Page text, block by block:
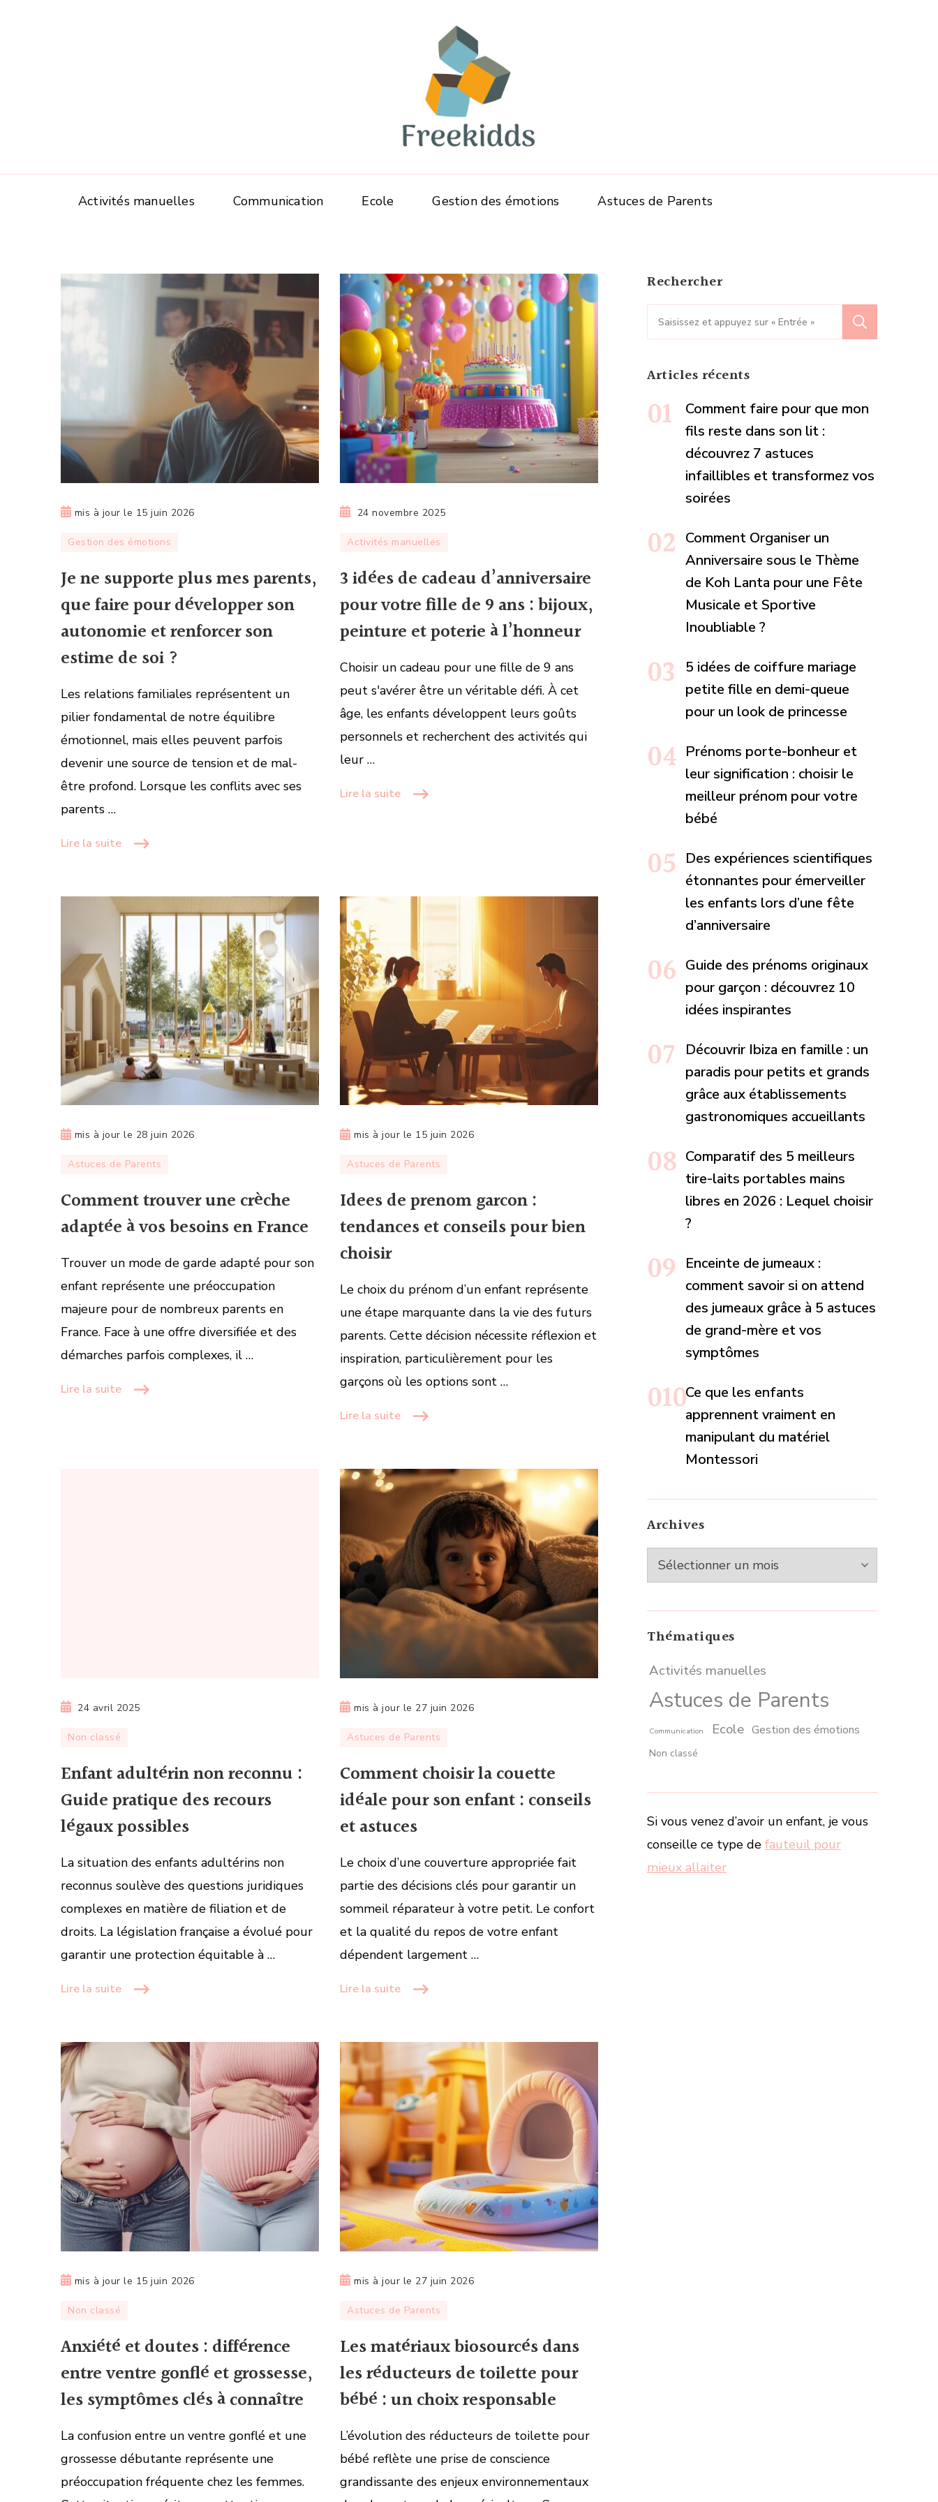
Freekidds
Activités manuelles Communication Ecole Gestion des émotions Astuces de Parents
mis à jour le 15 juin 2026
Gestion des émotions
Je ne supporte plus mes parents,
que faire pour développer son
autonomie et renforcer son
estime de soi ?
Les relations familiales représentent un
pilier fondamental de notre équilibre
émotionnel, mais elles peuvent parfois
devenir une source de tension et de mal-
être profond. Lorsque les conflits avec ses
parents …
Lire la suite
24 novembre 2025
Activités manuelles
3 idées de cadeau d’anniversaire
pour votre fille de 9 ans : bijoux,
peinture et poterie à l’honneur
Choisir un cadeau pour une fille de 9 ans
peut s'avérer être un véritable défi. À cet
âge, les enfants développent leurs goûts
personnels et recherchent des activités qui
leur …
Lire la suite
mis à jour le 28 juin 2026
Astuces de Parents
Comment trouver une crèche
adaptée à vos besoins en France
Trouver un mode de garde adapté pour son
enfant représente une préoccupation
majeure pour de nombreux parents en
France. Face à une offre diversifiée et des
démarches parfois complexes, il …
Lire la suite
mis à jour le 15 juin 2026
Astuces de Parents
Idees de prenom garcon :
tendances et conseils pour bien
choisir
Le choix du prénom d’un enfant représente
une étape marquante dans la vie des futurs
parents. Cette décision nécessite réflexion et
inspiration, particulièrement pour les
garçons où les options sont …
Lire la suite
24 avril 2025
Non classé
Enfant adultérin non reconnu :
Guide pratique des recours
légaux possibles
La situation des enfants adultérins non
reconnus soulève des questions juridiques
complexes en matière de filiation et de
droits. La législation française a évolué pour
garantir une protection équitable à …
Lire la suite
mis à jour le 27 juin 2026
Astuces de Parents
Comment choisir la couette
idéale pour son enfant : conseils
et astuces
Le choix d’une couverture appropriée fait
partie des décisions clés pour garantir un
sommeil réparateur à votre petit. Le confort
et la qualité du repos de votre enfant
dépendent largement …
Lire la suite
mis à jour le 15 juin 2026
Non classé
Anxiété et doutes : différence
entre ventre gonflé et grossesse,
les symptômes clés à connaître
La confusion entre un ventre gonflé et une
grossesse débutante représente une
préoccupation fréquente chez les femmes.
mis à jour le 27 juin 2026
Astuces de Parents
Les matériaux biosourcés dans
les réducteurs de toilette pour
bébé : un choix responsable
L’évolution des réducteurs de toilette pour
bébé reflète une prise de conscience
grandissante des enjeux environnementaux
Rechercher
Recherche
pour
Articles récents
Comment faire pour que mon
fils reste dans son lit :
découvrez 7 astuces
infaillibles et transformez vos
soirées
Comment Organiser un
Anniversaire sous le Thème
de Koh Lanta pour une Fête
Musicale et Sportive
Inoubliable ?
5 idées de coiffure mariage
petite fille en demi-queue
pour un look de princesse
Prénoms porte-bonheur et
leur signification : choisir le
meilleur prénom pour votre
bébé
Des expériences scientifiques
étonnantes pour émerveiller
les enfants lors d’une fête
d’anniversaire
Guide des prénoms originaux
pour garçon : découvrez 10
idées inspirantes
Découvrir Ibiza en famille : un
paradis pour petits et grands
grâce aux établissements
gastronomiques accueillants
Comparatif des 5 meilleurs
tire-laits portables mains
libres en 2026 : Lequel choisir
?
Enceinte de jumeaux :
comment savoir si on attend
des jumeaux grâce à 5 astuces
de grand-mère et vos
symptômes
Ce que les enfants
apprennent vraiment en
manipulant du matériel
Montessori
Archives
Archives
Thématiques
Activités manuelles
Astuces de Parents
Communication Ecole Gestion des émotions
Non classé
Si vous venez d’avoir un enfant, je vous
conseille ce type de fauteuil pour
mieux allaiter